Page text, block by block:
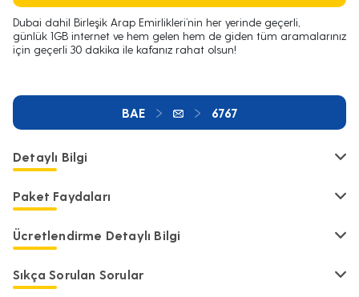
Dubai dahil Birleşik Arap Emirlikleri’nin her yerinde geçerli,
günlük 1GB internet ve hem gelen hem de giden tüm aramalarınız
için geçerli 30 dakika ile kafanız rahat olsun!
BAE 6767
Detaylı Bilgi
Paket Faydaları
Ücretlendirme Detaylı Bilgi
Sıkça Sorulan Sorular